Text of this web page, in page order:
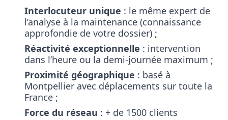
Interlocuteur unique : le même expert de
l’analyse à la maintenance (connaissance
approfondie de votre dossier) ;
Réactivité exceptionnelle : intervention
dans l’heure ou la demi-journée maximum ;
Proximité géographique : basé à
Montpellier avec déplacements sur toute la
France ;
Force du réseau : + de 1500 clients